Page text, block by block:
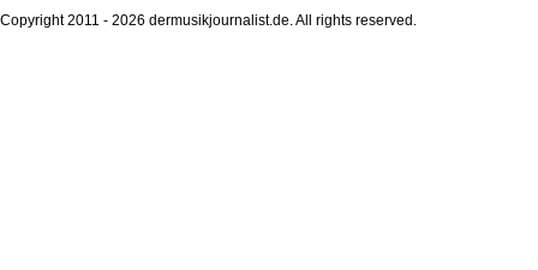
Copyright 2011 - 2026 dermusikjournalist.de. All rights reserved.